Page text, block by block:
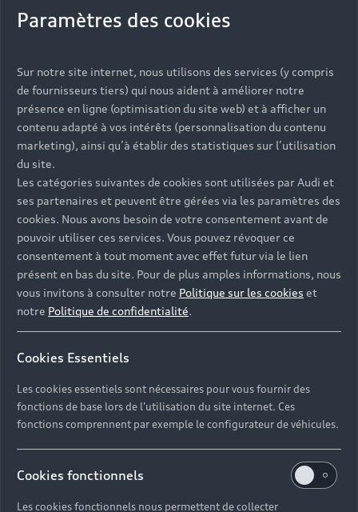
professionnels. Retrouvez le modèle de l’Audi A7
7 performance.
Paramètres des cookies
Sur notre site internet, nous utilisons des services (y compris
de fournisseurs tiers) qui nous aident à améliorer notre
présence en ligne (optimisation du site web) et à afficher un
contenu adapté à vos intérêts (personnalisation du contenu
marketing), ainsi qu’à établir des statistiques sur l’utilisation
du site.
Les catégories suivantes de cookies sont utilisées par Audi et
ses partenaires et peuvent être gérées via les paramètres des
cookies. Nous avons besoin de votre consentement avant de
pouvoir utiliser ces services. Vous pouvez révoquer ce
consentement à tout moment avec effet futur via le lien
présent en bas du site. Pour de plus amples informations, nous
vous invitons à consulter notre Politique sur les cookies et
notre Politique de confidentialité.
Cookies Essentiels
Les cookies essentiels sont nécessaires pour vous fournir des
fonctions de base lors de l'utilisation du site internet. Ces
fonctions comprennent par exemple le configurateur de véhicules.
Cookies fonctionnels
Les cookies fonctionnels nous permettent de collecter